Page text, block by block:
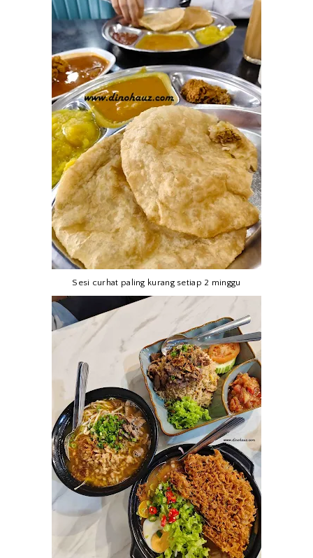
Sesi curhat paling kurang setiap 2 minggu